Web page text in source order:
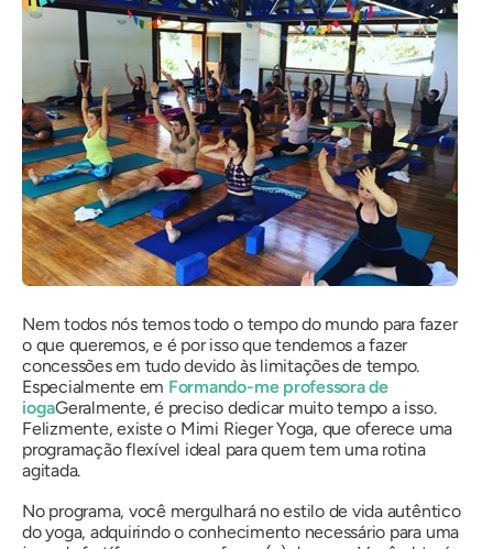
Nem todos nós temos todo o tempo do mundo para fazer
o que queremos, e é por isso que tendemos a fazer
concessões em tudo devido às limitações de tempo.
Especialmente em Formando-me professora de
iogaGeralmente, é preciso dedicar muito tempo a isso.
Felizmente, existe o Mimi Rieger Yoga, que oferece uma
programação flexível ideal para quem tem uma rotina
agitada.
No programa, você mergulhará no estilo de vida autêntico
do yoga, adquirindo o conhecimento necessário para uma